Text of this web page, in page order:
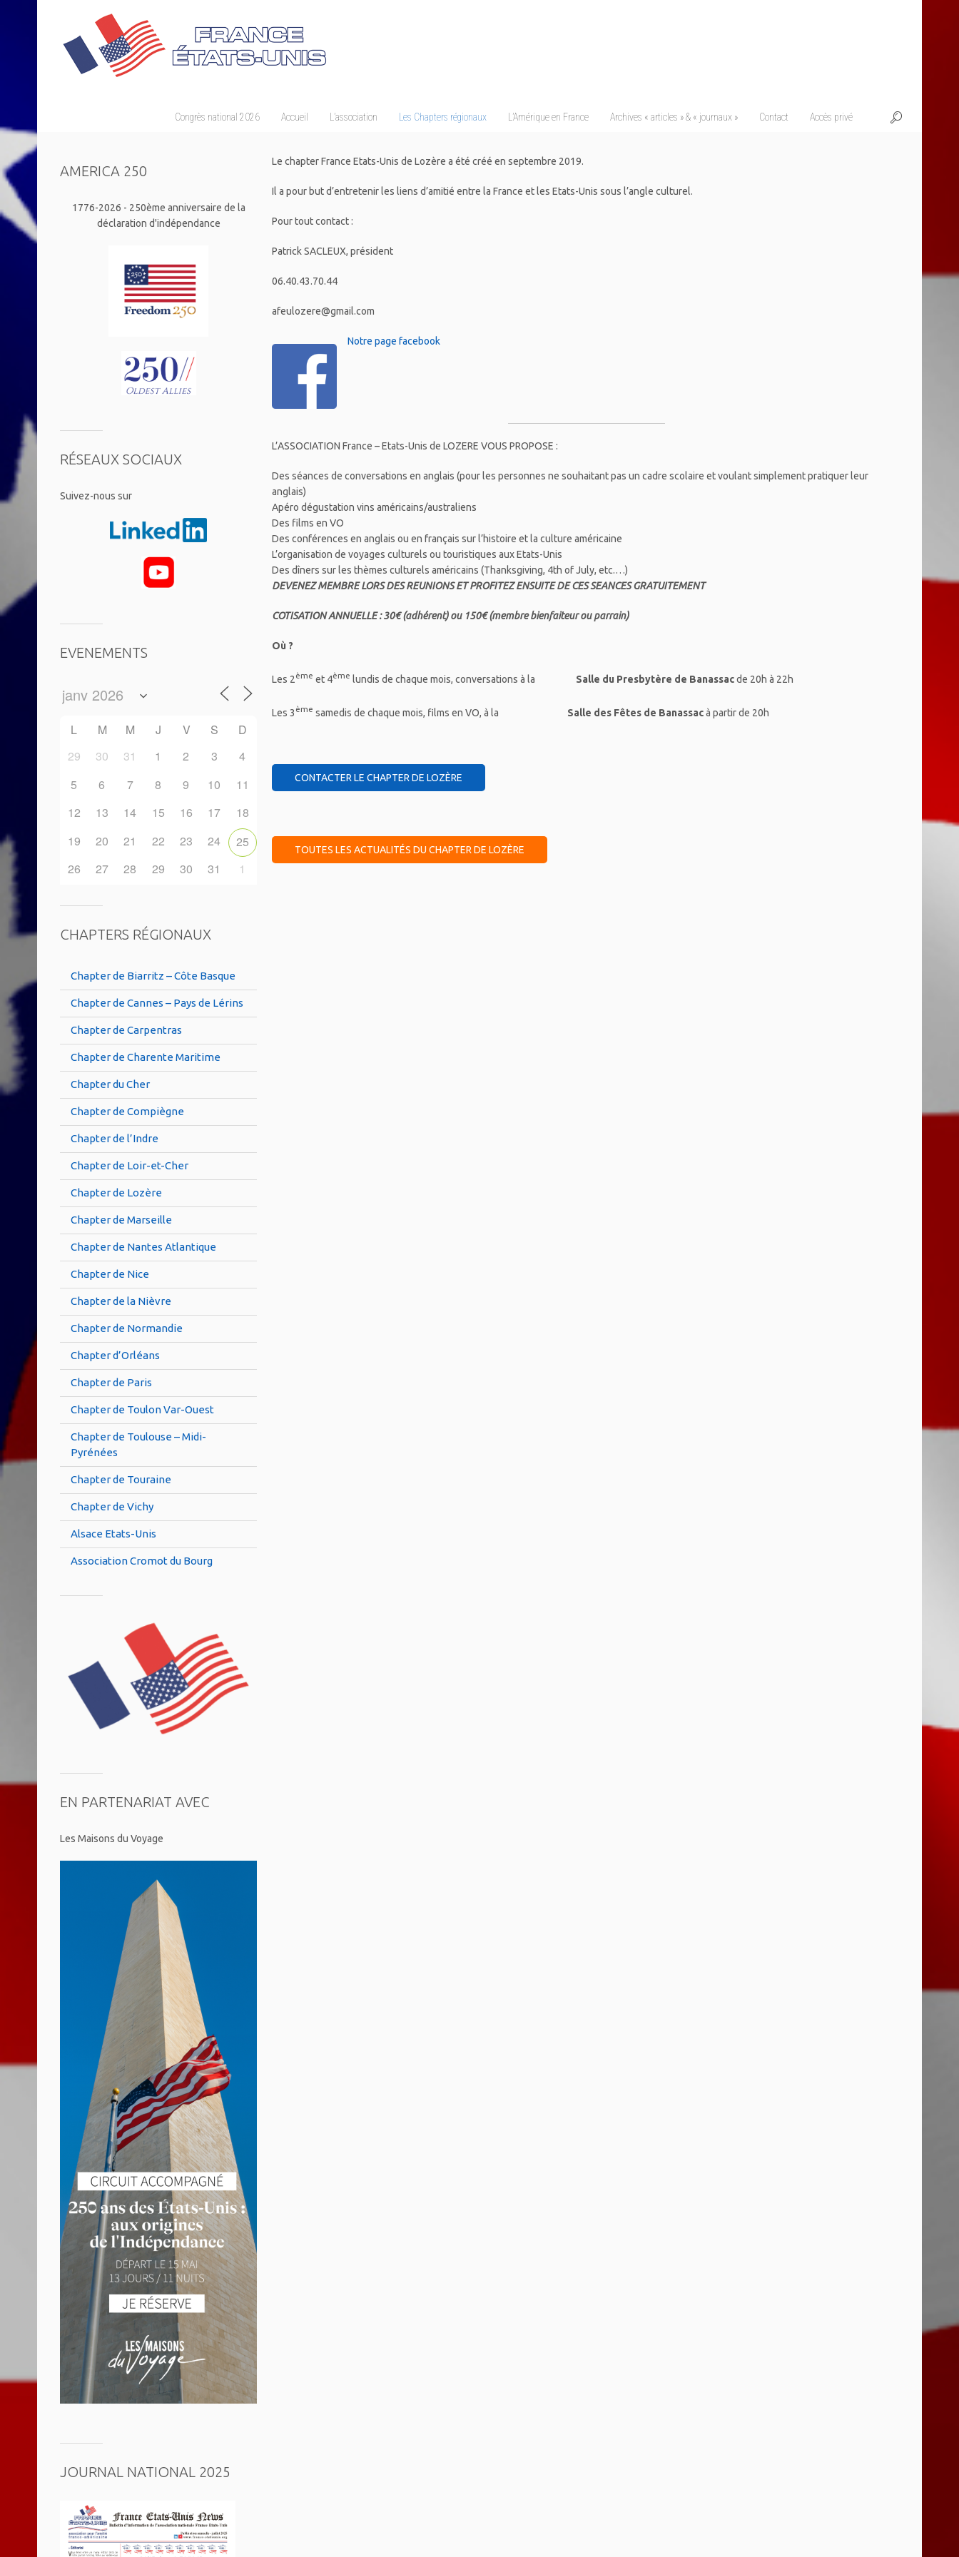
Congrès national 2026 Accueil L’association Les Chapters régionaux L’Amérique en France Archives « articles » & « journaux » Contact Accès privé
Le chapter France Etats-Unis de Lozère a été créé en septembre 2019.
Il a pour but d’entretenir les liens d’amitié entre la France et les Etats-Unis sous l’angle culturel.
Pour tout contact :
Patrick SACLEUX, président
06.40.43.70.44
afeulozere@gmail.com
Notre page facebook
L’ASSOCIATION France – Etats-Unis de LOZERE VOUS PROPOSE :
Des séances de conversations en anglais (pour les personnes ne souhaitant pas un cadre scolaire et voulant simplement pratiquer leur
anglais)
Apéro dégustation vins américains/australiens
Des films en VO
Des conférences en anglais ou en français sur l’histoire et la culture américaine
L’organisation de voyages culturels ou touristiques aux Etats-Unis
Des dîners sur les thèmes culturels américains (Thanksgiving, 4th of July, etc.…)
DEVENEZ MEMBRE LORS DES REUNIONS ET PROFITEZ ENSUITE DE CES SEANCES GRATUITEMENT
COTISATION ANNUELLE : 30€ (adhérent) ou 150€ (membre bienfaiteur ou parrain)
Où ?
Les 2ème et 4ème lundis de chaque mois, conversations à la Salle du Presbytère de Banassacde 20h à 22h
Les 3 ème samedis de chaque mois, films en VO, à la Salle des Fêtes de Banassacà partir de 20h
CONTACTER LE CHAPTER DE LOZÈRE
TOUTES LES ACTUALITÉS DU CHAPTER DE LOZÈRE
AMERICA 250
1776-2026 - 250ème anniversaire de la
déclaration d'indépendance
RÉSEAUX SOCIAUX
​Suivez-nous sur
EVENEMENTS
L M M J V S
D
29
30 31 1 2 3
4
5
6 7 8 9 10
11
12
13 14 15 16 17
18
19
20 21 22 23 24
25
26
27 28 29 30 31 1
CHAPTERS RÉGIONAUX
Chapter de Biarritz – Côte Basque
Chapter de Cannes – Pays de Lérins
Chapter de Carpentras
Chapter de Charente Maritime
Chapter du Cher
Chapter de Compiègne
Chapter de l’Indre
Chapter de Loir-et-Cher
Chapter de Lozère
Chapter de Marseille
Chapter de Nantes Atlantique
Chapter de Nice
Chapter de la Nièvre
Chapter de Normandie
Chapter d’Orléans
Chapter de Paris
Chapter de Toulon Var-Ouest
Chapter de Toulouse – Midi-
Pyrénées
Chapter de Touraine
Chapter de Vichy
Alsace Etats-Unis
Association Cromot du Bourg
EN PARTENARIAT AVEC
Les Maisons du Voyage
JOURNAL NATIONAL 2025